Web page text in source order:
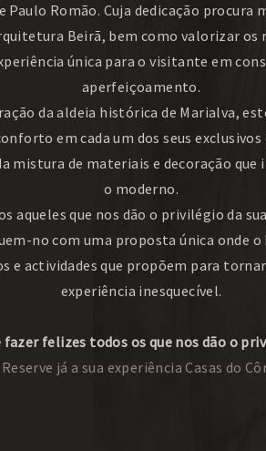
Paulo Romão. Cuja dedicação procura
Beirã, bem como valorizar os
única para o visitante em
aperfeiçoamento.
da aldeia histórica de Marialva,
em cada um dos seus exclusivos
mistura de materiais e decoração
o moderno.
aqueles que nos dão o privilégio da
no com uma proposta única onde
e actividades que propõem para
experiência inesquecível.
fazer felizes todos os que nos dão o
Reserve já a sua experiência Casas do